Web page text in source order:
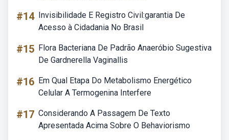
#14 Invisibilidade E Registro Civil:garantia De
Acesso à Cidadania No Brasil
#15 Flora Bacteriana De Padrão Anaeróbio Sugestiva
De Gardnerella Vaginallis
#16 Em Qual Etapa Do Metabolismo Energético
Celular A Termogenina Interfere
#17 Considerando A Passagem De Texto
Apresentada Acima Sobre O Behaviorismo